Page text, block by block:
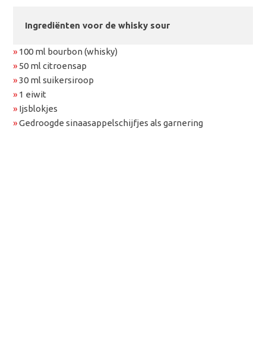
Ingrediënten voor de whisky sour
» 100 ml bourbon (whisky)
» 50 ml citroensap
»30 ml suikersiroop
» 1 eiwit
» Ijsblokjes
»Gedroogde sinaasappelschijfjes als garnering